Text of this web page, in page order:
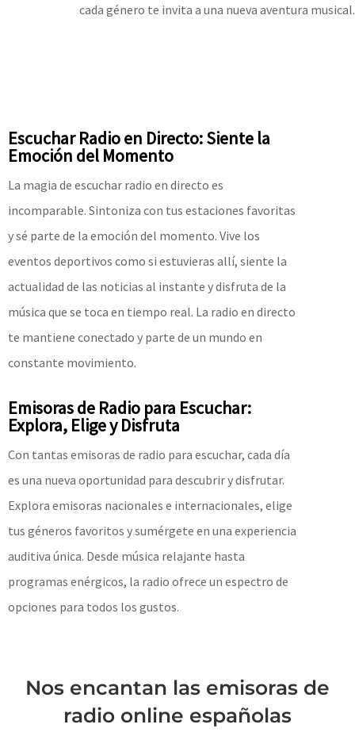
cada género te invita a una nueva aventura musical.
Escuchar Radio en Directo: Siente la
Emoción del Momento
La magia de escuchar radio en directo es
incomparable. Sintoniza con tus estaciones favoritas
y sé parte de la emoción del momento. Vive los
eventos deportivos como si estuvieras allí, siente la
actualidad de las noticias al instante y disfruta de la
música que se toca en tiempo real. La radio en directo
te mantiene conectado y parte de un mundo en
constante movimiento.
Emisoras de Radio para Escuchar:
Explora, Elige y Disfruta
Con tantas emisoras de radio para escuchar, cada día
es una nueva oportunidad para descubrir y disfrutar.
Explora emisoras nacionales e internacionales, elige
tus géneros favoritos y sumérgete en una experiencia
auditiva única. Desde música relajante hasta
programas enérgicos, la radio ofrece un espectro de
opciones para todos los gustos.
Nos encantan las emisoras de
radio online españolas